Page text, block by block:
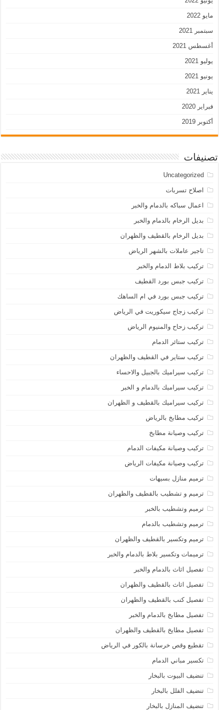
مايو 2022
سبتمبر 2021
أغسطس 2021
يوليو 2021
يونيو 2021
يناير 2021
فبراير 2020
أكتوبر 2019
تصنيفات
Uncategorized
اصلاح تسربات
اعمال سباكه بالدمام والخبر
بديل الرخام بالدمام والخبر
بديل الرخام بالقطيف والظهران
تاجير عاملات بالشهر الرياض
تركيب بلاط الدمام والخبر
تركيب جبس بورد القطيف
تركيب جبس بورد في ام الساهك
تركيب زجاج سيكوريت في الرياض
تركيب زحاح والمنيوم الرياض
تركيب ستائر الدمام
تركيب ستاير في القطيف والظهران
تركيب سيراميك بالجبيل والاحساء
تركيب سيراميك بالدمام و الخبر
تركيب سيراميك بالقطيف و الظهران
تركيب مطابخ بالرياض
تركيب وصيانة مطابخ
تركيب وصيانة مكيفات الدمام
تركيب وصيانة مكيفات الرياض
ترميم منازل بسيهات
ترميم و تشطيب بالقطيف والظهران
ترميم وتشطيب بالخبر
ترميم وتشطيب بالدمام
ترميم وتكسير بالقطيف والظهران
ترميمات وتكسير بلاط بالدمام والخبر
تفصيل اثاث بالدمام والخبر
تفصيل اثاث بالقطيف والظهران
تفصيل كنب بالقطيف والظهران
تفصيل مطابخ بالدمام والخبر
تفصيل مطايخ بالقطيف والظهران
تقطيع وقص خرسانة بالكور في الرياض
تكسير مباني الدمام
تنضيف البيوت بالبخار
تنضيف الفلل بالبخار
تنضيف المنازل بالبخار